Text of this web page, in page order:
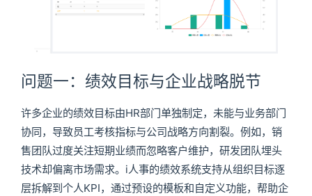
问题一：绩效目标与企业战略脱节
许多企业的绩效目标由HR部门单独制定，未能与业务部门
协同，导致员工考核指标与公司战略方向割裂。例如，销
售团队过度关注短期业绩而忽略客户维护，研发团队埋头
技术却偏离市场需求。i人事的绩效系统支持从组织目标逐
层拆解到个人KPI，通过预设的模板和自定义功能，帮助企